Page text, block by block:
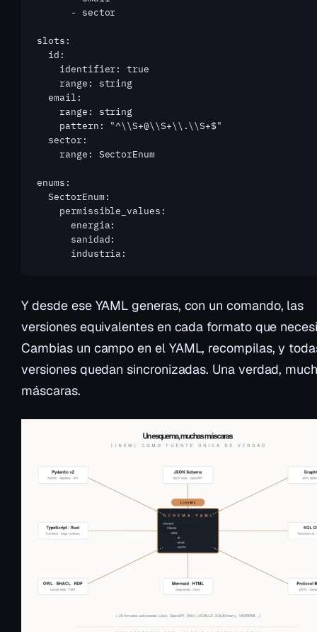
      - sector
slots:
  id:
    identifier: true
    range: string
  email:
    range: string
    pattern: "^\\S+@\\S+\\.\\S+$"
  sector:
    range: SectorEnum
enums:
  SectorEnum:
    permissible_values:
      energia:
      sanidad:
      industria:
Y desde ese YAML generas, con un comando, las
versiones equivalentes en cada formato que
Cambias un campo en el YAML, recompilas, y
versiones quedan sincronizadas. Una verdad,
máscaras.